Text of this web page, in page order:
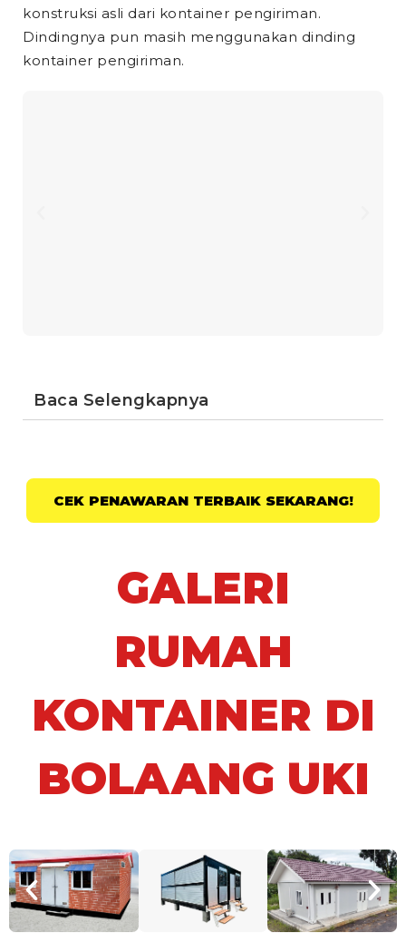
konstruksi asli dari kontainer pengiriman.
Dindingnya pun masih menggunakan dinding
kontainer pengiriman.
Baca Selengkapnya
CEK PENAWARAN TERBAIK SEKARANG!
GALERI
RUMAH
KONTAINER DI
BOLAANG UKI